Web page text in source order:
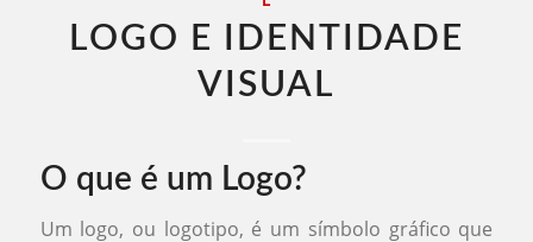
LOGO E IDENTIDADE
VISUAL​
O que é um Logo?
Um logo, ou logotipo, é um símbolo gráfico que